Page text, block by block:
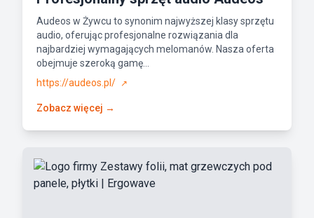
Audeos w Żywcu to synonim najwyższej klasy sprzętu
audio, oferując profesjonalne rozwiązania dla
najbardziej wymagających melomanów. Nasza oferta
obejmuje szeroką gamę...
https://audeos.pl/
↗
Zobacz więcej →